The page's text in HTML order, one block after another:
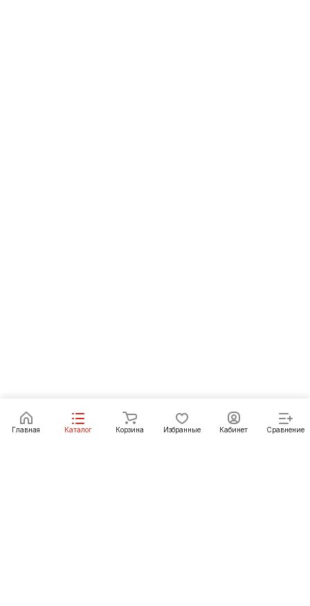
Главная Каталог Корзина Избранные Кабинет Сравнение